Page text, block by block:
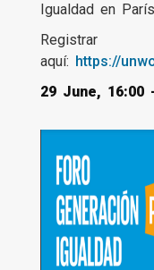
Igualdad en
Registrar
aquí: https://
29 June, 16:00